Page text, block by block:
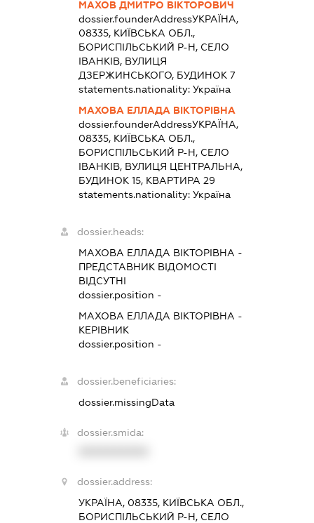
МАХОВ ДМИТРО ВІКТОРОВИЧ
dossier.founderAddressУКРАЇНА,
08335, КИЇВСЬКА ОБЛ.,
БОРИСПІЛЬСЬКИЙ Р-Н, СЕЛО
ІВАНКІВ, ВУЛИЦЯ
ДЗЕРЖИНСЬКОГО, БУДИНОК 7
statements.nationality: Україна
МАХОВА ЕЛЛАДА ВІКТОРІВНА
dossier.founderAddressУКРАЇНА,
08335, КИЇВСЬКА ОБЛ.,
БОРИСПІЛЬСЬКИЙ Р-Н, СЕЛО
ІВАНКІВ, ВУЛИЦЯ ЦЕНТРАЛЬНА,
БУДИНОК 15, КВАРТИРА 29
statements.nationality: Україна
dossier.heads:
МАХОВА ЕЛЛАДА ВІКТОРІВНА -
ПРЕДСТАВНИК ВІДОМОСТІ
ВІДСУТНІ
dossier.position -
МАХОВА ЕЛЛАДА ВІКТОРІВНА -
КЕРІВНИК
dossier.position -
dossier.beneficiaries:
dossier.missingData
dossier.smida:
dossier.address:
УКРАЇНА, 08335, КИЇВСЬКА ОБЛ.,
БОРИСПІЛЬСЬКИЙ Р-Н, СЕЛО